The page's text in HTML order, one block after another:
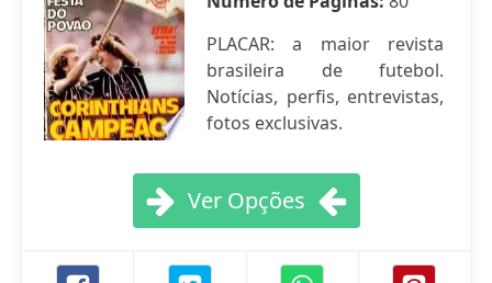
PLACAR: a maior revista
brasileira de futebol.
Notícias, perfis, entrevistas,
fotos exclusivas.
Ver Opções